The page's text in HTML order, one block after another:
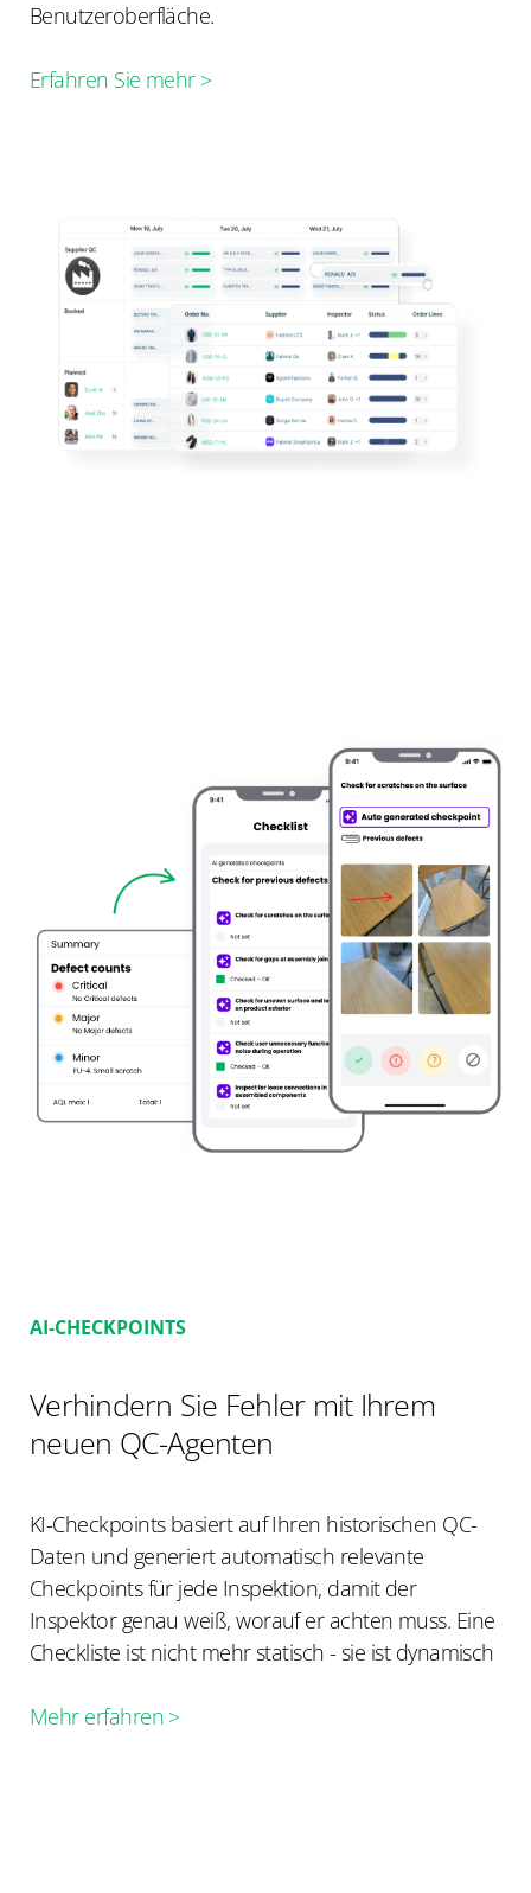
Benutzeroberfläche.
Erfahren Sie mehr >
AI-CHECKPOINTS
Verhindern Sie Fehler mit Ihrem
neuen QC-Agenten
KI-Checkpoints basiert auf Ihren historischen QC-
Daten und generiert automatisch relevante
Checkpoints für jede Inspektion, damit der
Inspektor genau weiß, worauf er achten muss. Eine
Checkliste ist nicht mehr statisch - sie ist dynamisch
Mehr erfahren >